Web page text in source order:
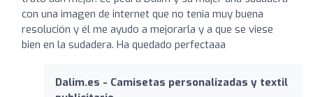
con una imagen de internet que no tenia muy buena
resolución y él me ayudo a mejorarla y a que se viese
bien en la sudadera. Ha quedado perfectaaa
Dalim.es - Camisetas personalizadas y textil